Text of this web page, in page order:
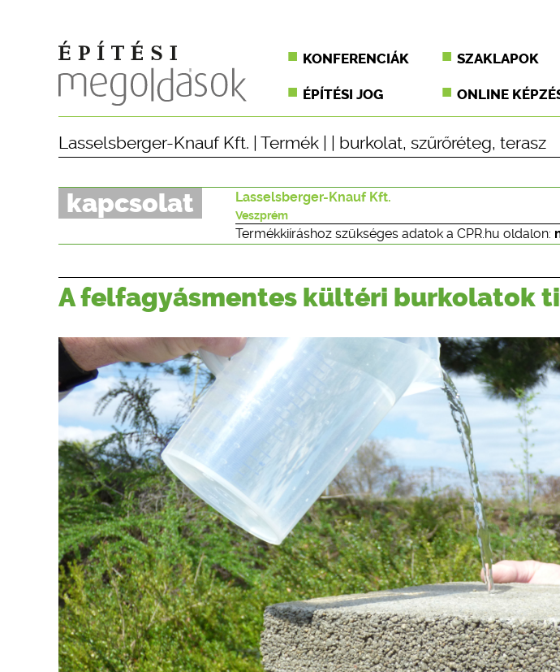
KONFERENCIÁK SZAKLAPOK
ÉPÍTÉSI JOG ONLINE
Lasselsberger-Knauf Kft. Termék burkolat, szűrőréteg, terasz
kapcsolat Lasselsberger-Knauf Kft.
Veszprém
Termékkiíráshoz szükséges adatok a CPR.hu oldalon:
A felfagyásmentes kültéri burkolatok